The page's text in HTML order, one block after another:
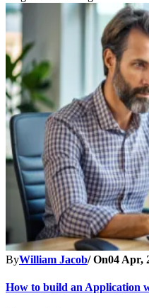
ByWilliam Jacob/ On04 Apr,
How to build an Application